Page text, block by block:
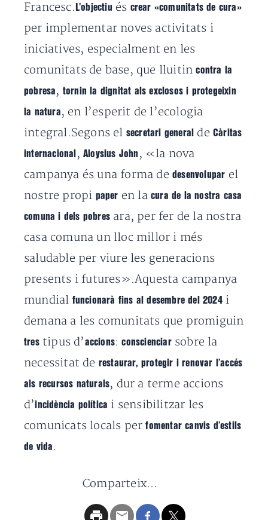
Francesc. L’objectiu és crear «comunitats de cura»
per implementar noves activitats i
iniciatives, especialment en les
comunitats de base, que lluitincontra la
pobresa , tornin la dignitat als exclosos i protegeixin
la natura , en l’esperit de l’ecologia
integral.Segons el secretari general deCàritas
internacional ,Aloysius John , «la nova
campanya és una forma de desenvolupar el
nostre propi paper en lacura de la nostra casa
comuna i dels pobres ara, per fer de la nostra
casa comuna un lloc millor i més
saludable per viure les generacions
presents i futures».Aquesta campanya
mundial funcionarà fins al desembre del 2024i
demana a les comunitats que promiguin
tres tipus d’ accions:conscienciar sobre la
necessitat de restaurar, protegir i renovar l’accés
als recursos naturals, dur a terme accions
d’incidència política i sensibilitzar les
comunicats locals perfomentar canvis d’estils
de vida .
Comparteix...